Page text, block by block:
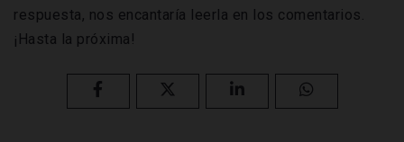
respuesta, nos encantaría leerla en los comentarios.
¡Hasta la próxima!